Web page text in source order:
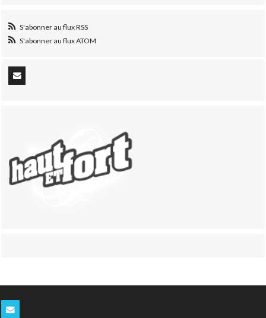
S'abonner au flux RSS
S'abonner au flux ATOM